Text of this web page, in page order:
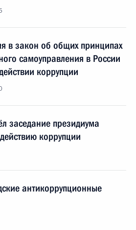
в закон об общих принципах
самоуправления в России
коррупции
заседание президиума
коррупции
антикоррупционные